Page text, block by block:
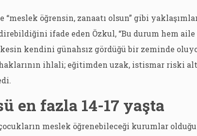
öğrensin, zanaatı olsun” gibi
ifade eden Özkul, “Bu durum hem aile
kendini günahsız gördüğü bir zeminde
ihlali; eğitimden uzak, istismar riski
en fazla 14-17 yaşta
meslek öğrenebileceği kurumlar